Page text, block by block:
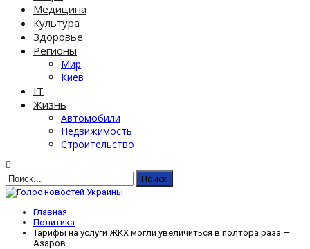
Медицина
Культура
Здоровье
Регионы
Мир
Киев
IT
Жизнь
Автомобили
Недвижимость
Строительство
Главная
Политика
Тарифы на услуги ЖКХ могли увеличиться в полтора раза —
Азаров